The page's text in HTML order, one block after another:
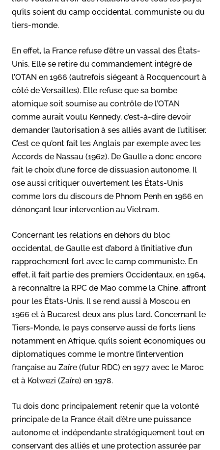
qu’ils soient du camp occidental, communiste ou du
tiers-monde.
En effet, la France refuse d’être un vassal des États-
Unis. Elle se retire du commandement intégré de
l’OTAN en 1966 (autrefois siégeant à Rocquencourt à
côté de Versailles). Elle refuse que sa bombe
atomique soit soumise au contrôle de l’OTAN
comme aurait voulu Kennedy, c’est-à-dire devoir
demander l’autorisation à ses alliés avant de l’utiliser.
C’est ce qu’ont fait les Anglais par exemple avec les
Accords de Nassau (1962). De Gaulle a donc encore
fait le choix d’une force de dissuasion autonome. Il
ose aussi critiquer ouvertement les États-Unis
comme lors du discours de Phnom Penh en 1966 en
dénonçant leur intervention au Vietnam.
Concernant les relations en dehors du bloc
occidental, de Gaulle est d’abord à l’initiative d’un
rapprochement fort avec le camp communiste. En
effet, il fait partie des premiers Occidentaux, en 1964,
à reconnaître la RPC de Mao comme la Chine, affront
pour les États-Unis. Il se rend aussi à Moscou en
1966 et à Bucarest deux ans plus tard. Concernant le
Tiers-Monde, le pays conserve aussi de forts liens
notamment en Afrique, qu’ils soient économiques ou
diplomatiques comme le montre l’intervention
française au Zaïre (futur RDC) en 1977 avec le Maroc
et à Kolwezi (Zaïre) en 1978.
Tu dois donc principalement retenir que la volonté
principale de la France était d’être une puissance
autonome et indépendante stratégiquement tout en
conservant des alliés et une protection assurée par